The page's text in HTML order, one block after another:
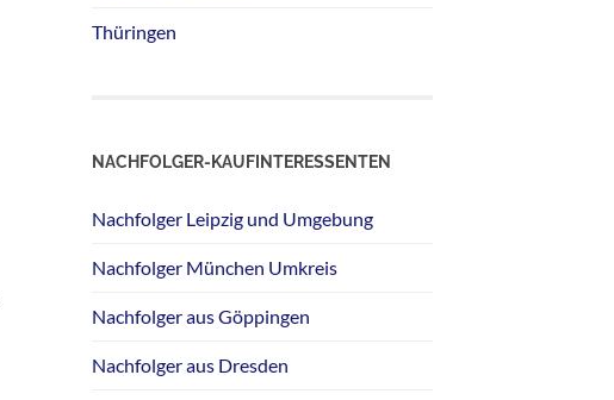
Thüringen
NACHFOLGER-KAUFINTERESSENTEN
Nachfolger Leipzig und Umgebung
Nachfolger München Umkreis
Nachfolger aus Göppingen
Nachfolger aus Dresden